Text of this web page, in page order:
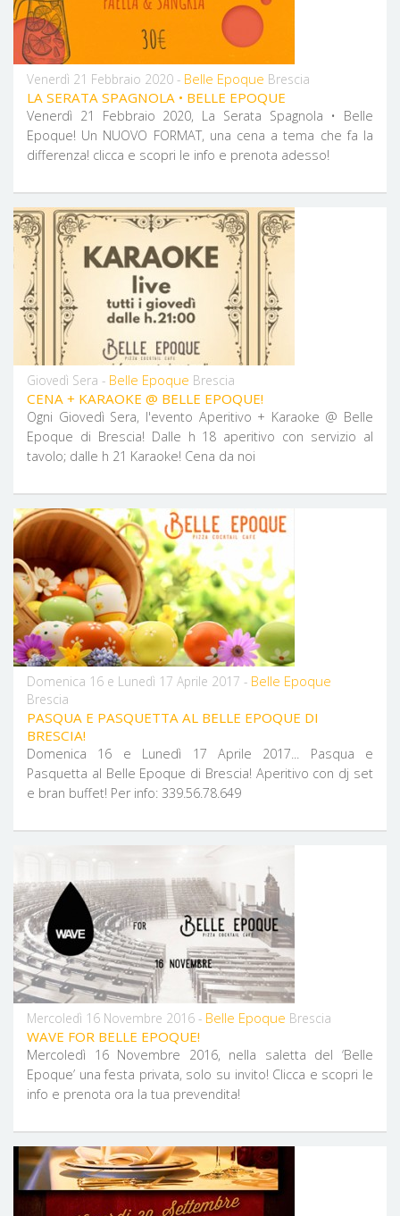
Venerdì 21 Febbraio 2020 - Belle Epoque Brescia
LA SERATA SPAGNOLA • BELLE EPOQUE
Venerdì 21 Febbraio 2020, La Serata Spagnola • Belle
Epoque! Un NUOVO FORMAT, una cena a tema che fa la
differenza! clicca e scopri le info e prenota adesso!
Giovedì Sera - Belle Epoque Brescia
CENA + KARAOKE @ BELLE EPOQUE!
Ogni Giovedì Sera, l'evento Aperitivo + Karaoke @ Belle
Epoque di Brescia! Dalle h 18 aperitivo con servizio al
tavolo; dalle h 21 Karaoke! Cena da noi
Domenica 16 e Lunedì 17 Aprile 2017 - Belle Epoque
Brescia
PASQUA E PASQUETTA AL BELLE EPOQUE DI
BRESCIA!
Domenica 16 e Lunedì 17 Aprile 2017... Pasqua e
Pasquetta al Belle Epoque di Brescia! Aperitivo con dj set
e bran buffet! Per info: 339.56.78.649
Mercoledì 16 Novembre 2016 - Belle Epoque Brescia
WAVE FOR BELLE EPOQUE!
Mercoledì 16 Novembre 2016, nella saletta del ‘Belle
Epoque’ una festa privata, solo su invito! Clicca e scopri le
info e prenota ora la tua prevendita!